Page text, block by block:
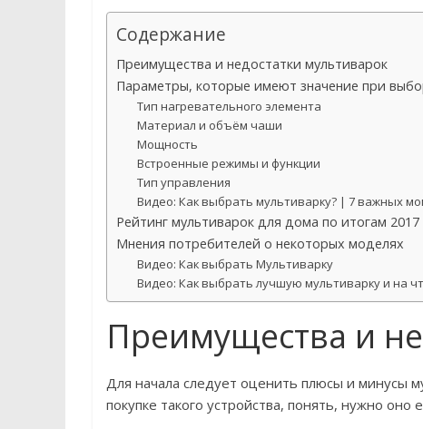
Содержание
Преимущества и недостатки мультиварок
Параметры, которые имеют значение при
Тип нагревательного элемента
Материал и объём чаши
Мощность
Встроенные режимы и функции
Тип управления
Видео: Как выбрать мультиварку? | 7 важных
Рейтинг мультиварок для дома по итогам 2017
Мнения потребителей о некоторых моделях
Видео: Как выбрать Мультиварку
Видео: Как выбрать лучшую мультиварку и на
Преимущества и
Для начала следует оценить плюсы и минусы
покупке такого устройства, понять, нужно оно